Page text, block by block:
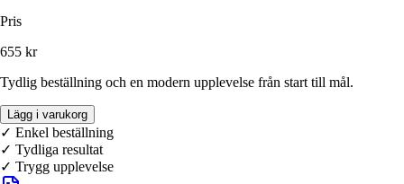
Pris
655 kr
Tydlig beställning och en modern upplevelse från start till mål.
Lägg i varukorg
✓ Enkel beställning
✓ Tydliga resultat
✓ Trygg upplevelse